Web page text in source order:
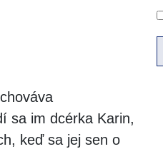
sa im dcérka Karin,
keď sa jej sen o